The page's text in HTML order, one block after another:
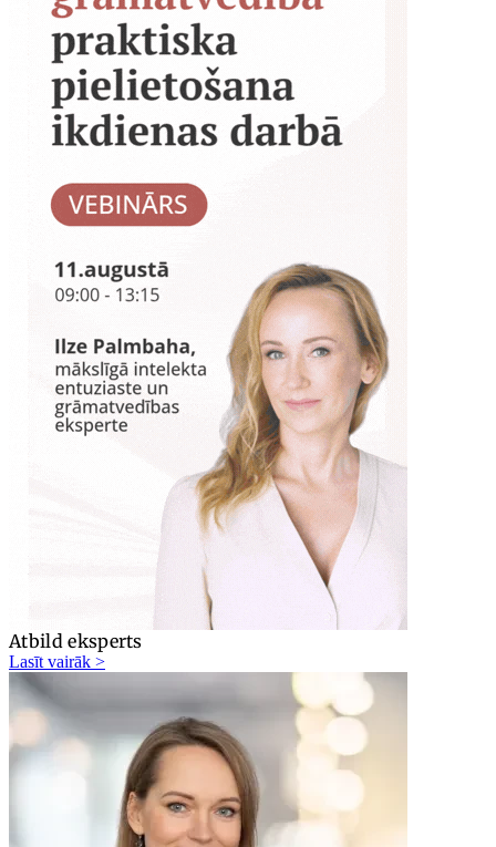
Atbild eksperts
Lasīt vairāk >